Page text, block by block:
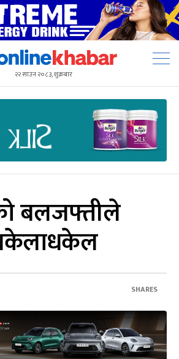
२२ साउन २०८३, शुक्रबार
बलजफ्तीले
SHARES